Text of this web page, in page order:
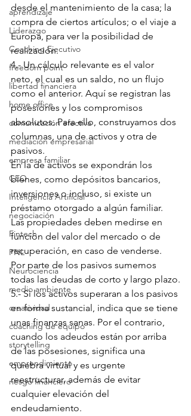
aprendizaje
Liderazgo
Coaching Ejecutivo
freedom point
libertad financiera
home office
comunicación efectiva
mediación empresarial
empresa familiar
CEO
Inteligencia Artificial
negociación
Fintech
PNL
Neurociencia
medio ambiente
creatividad
coaching de equipo
storytelling
emprendimiento
riesgo financiero
desde el mantenimiento de la casa; la
compra de ciertos artículos; o el viaje a
Europa, para ver la posibilidad de
realización.
4.- Un cálculo relevante es el valor
neto, el cual es un saldo, no un flujo
como el anterior. Aquí se registran las
posesiones y los compromisos
absolutos. Para ello, construyamos dos
columnas, una de activos y otra de
pasivos.
En la de activos se expondrán los
bienes, como depósitos bancarios,
inversiones o incluso, si existe un
préstamo otorgado a algún familiar.
Las propiedades deben medirse en
función del valor del mercado o de
recuperación, en caso de venderse.
Por parte de los pasivos sumemos
todas las deudas de corto y largo plazo.
5.- Si los activos superaran a los pasivos
en forma sustancial, indica que se tiene
unas finanzas sanas. Por el contrario,
cuando los adeudos están por arriba
de las posesiones, significa una
quiebra virtual y es urgente
reestructurar, además de evitar
cualquier elevación del
endeudamiento.